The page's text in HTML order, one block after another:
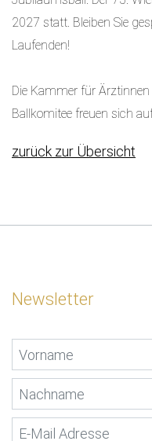
2027 statt. Bleiben Sie
Laufenden!
Die Kammer für
Ballkomitee freuen sich
zurück zur Übersicht
Newsletter